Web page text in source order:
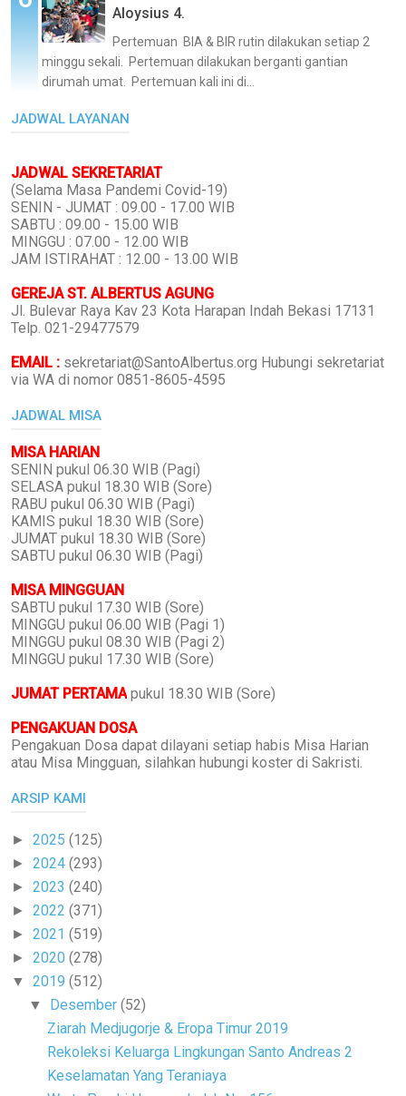
Aloysius 4.
Pertemuan BIA & BIR rutin dilakukan setiap 2
minggu sekali. Pertemuan dilakukan berganti gantian
dirumah umat. Pertemuan kali ini di...
JADWAL LAYANAN
JADWAL SEKRETARIAT
(Selama Masa Pandemi Covid-19)
SENIN - JUMAT : 09.00 - 17.00 WIB
SABTU : 09.00 - 15.00 WIB
MINGGU : 07.00 - 12.00 WIB
JAM ISTIRAHAT : 12.00 - 13.00 WIB
GEREJA ST. ALBERTUS AGUNG
Jl. Bulevar Raya Kav 23 Kota Harapan Indah Bekasi 17131
Telp. 021-29477579
EMAIL : sekretariat@SantoAlbertus.org Hubungi sekretariat
via WA di nomor 0851-8605-4595
JADWAL MISA
MISA HARIAN
SENIN pukul 06.30 WIB (Pagi)
SELASA pukul 18.30 WIB (Sore)
RABU pukul 06.30 WIB (Pagi)
KAMIS pukul 18.30 WIB (Sore)
JUMAT pukul 18.30 WIB (Sore)
SABTU pukul 06.30 WIB (Pagi)
MISA MINGGUAN
SABTU pukul 17.30 WIB (Sore)
MINGGU pukul 06.00 WIB (Pagi 1)
MINGGU pukul 08.30 WIB (Pagi 2)
MINGGU pukul 17.30 WIB (Sore)
JUMAT PERTAMA pukul 18.30 WIB (Sore)
PENGAKUAN DOSA
Pengakuan Dosa dapat dilayani setiap habis Misa Harian
atau Misa Mingguan, silahkan hubungi koster di Sakristi.
ARSIP KAMI
► 2025 (125)
► 2024 (293)
► 2023 (240)
► 2022 (371)
► 2021 (519)
► 2020 (278)
▼ 2019 (512)
▼ Desember(52)
Ziarah Medjugorje & Eropa Timur 2019
Rekoleksi Keluarga Lingkungan Santo Andreas 2
Keselamatan Yang Teraniaya